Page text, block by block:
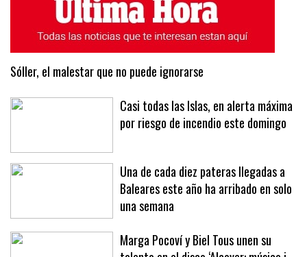
Sóller, el malestar que no puede ignorarse
Casi todas las Islas, en alerta máxima
Una de cada diez pateras llegadas a
Baleares este año ha arribado en solo
una semana